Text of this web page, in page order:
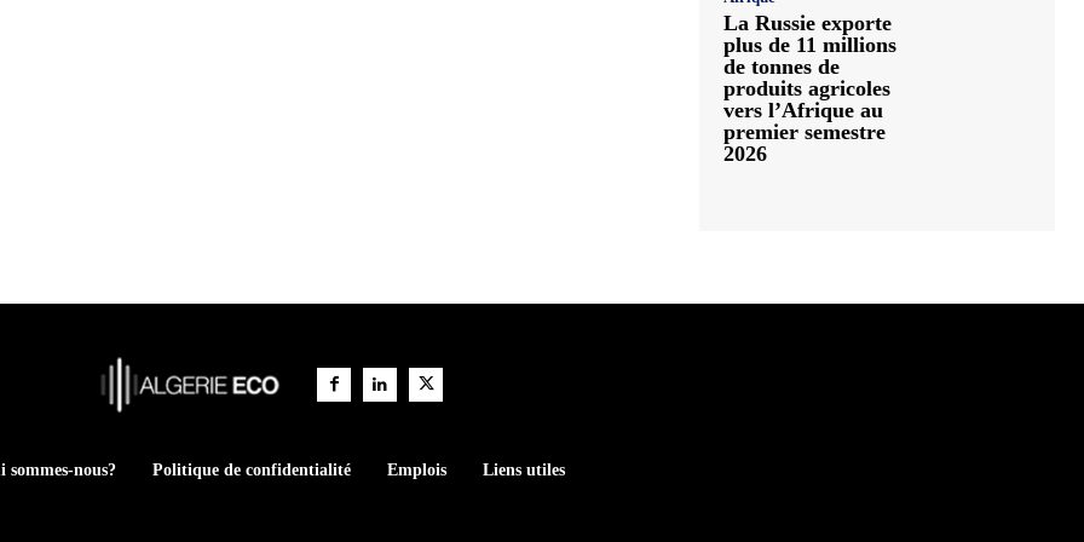
La Russie exporte
plus de 11 millions
de tonnes de
produits agricoles
vers l’Afrique au
premier semestre
2026
sommes-nous? Politique de confidentialité Emplois Liens utiles